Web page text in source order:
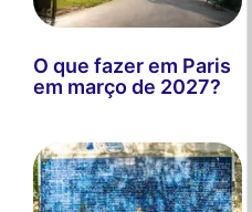
O que fazer em Paris
em março de 2027?